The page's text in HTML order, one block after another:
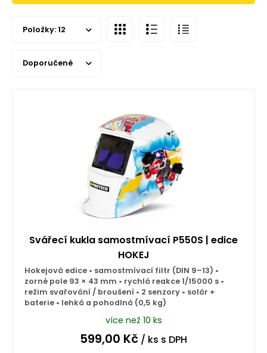
Položky: 12
Doporučené
Svářecí kukla samostmívací P550S | edice
HOKEJ
Hokejová edice • samostmívací filtr (DIN 9–13) •
zorné pole 93 × 43 mm • rychlá reakce 1/15000 s •
režim svařování / broušení • 2 senzory • solár +
baterie • lehká a pohodlná (0,5 kg)
více než 10 ks
599,00 Kč / ks s DPH